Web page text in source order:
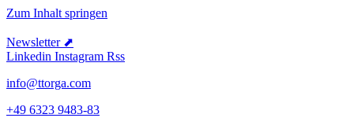
Zum Inhalt springen
Newsletter ⬈
Linkedin Instagram Rss
info@ttorga.com
+49 6323 9483-83